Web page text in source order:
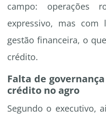
campo: operações
expressivo, mas com
gestão financeira, o
crédito.
Falta de
crédito no agro
Segundo o executivo,